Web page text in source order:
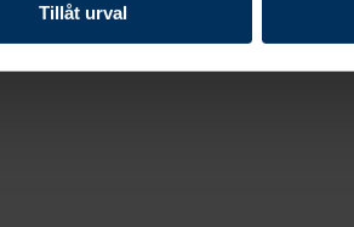
Tillåt urval